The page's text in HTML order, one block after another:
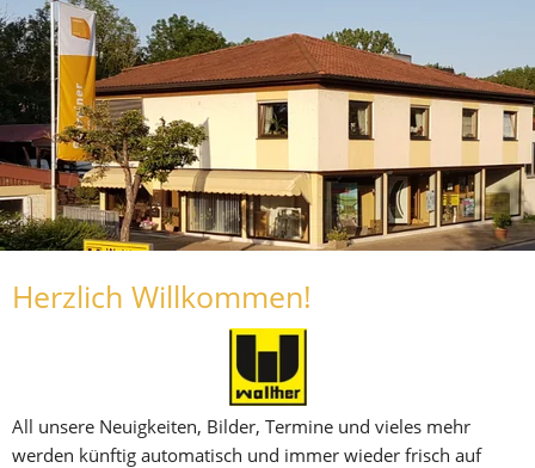
Herzlich Willkommen!
All unsere Neuigkeiten, Bilder, Termine und vieles mehr
werden künftig automatisch und immer wieder frisch auf